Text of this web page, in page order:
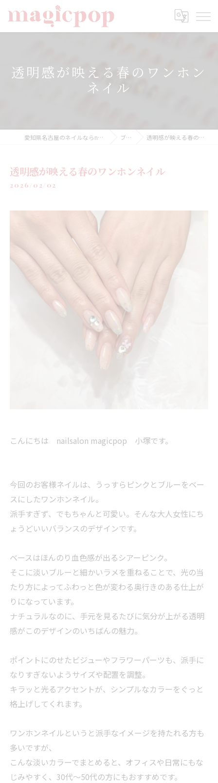
透明感が映える春のワンホン
ネイル
愛知県名古屋のネイルならnailsalon magicpop ブログ 透明感が映える春のワンホンネイル
透明感が映える春のワンホンネイル
2026/02/02
こんにちは nailsalon magicpop 小塚です。
今回のお客様ネイルは、うっすらピンクとブルーをベー
スにしたワンホンネイル。
派手すぎず、でもちゃんと可愛い。そんな大人女性にち
ょうどいいバランスのデザインです。
ベースはほんのり血色感が出るシアーピンク。
そこに淡いブルーと細かいラメを重ねることで、光の当
たり方によってふわっと色が変わる奥行きのある仕上が
りになっています。
ナチュラルなのに、手元を見るたびに気分が上がる透明
感がこのデザインのいちばんの魅力。
ポイントにのせたビジューやフラワーパーツも、派手に
なりすぎないようサイズや配置を調整。
キラッと光るアクセントが、シンプルなカラーをぐっと
格上げしてくれます。
ワンホンネイルというと派手なイメージを持たれる方も
多いですが、
こんな淡いカラーでまとめると、オフィスや日常にもな
じみやすく、30代〜50代の方にもおすすめです。